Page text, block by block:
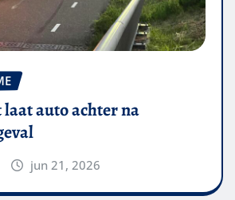
auto achter na
jun 21, 2026